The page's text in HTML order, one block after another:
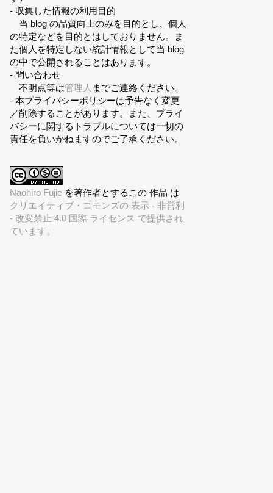
- 収集した情報の利用目的
当 blog の品質向上のみを目的とし、個人
の特定などを目的とはしておりません。ま
た個人を特定しない統計情報として当 blog
の中で公開されることはあります。
- 問い合わせ
不明点等は管理人 までご連絡ください。
- 本プライバシーポリシーは予告なく変更
／削除することがあります。また、プライ
バシーに関するトラブルについては一切の
責任を負いかねますのでご了承ください。
Naohiro Fujie を著作者とするこの 作品 は
クリエイティブ・コモンズの 表示 - 非営利
- 改変禁止 4.0 国際 ライセンス で提供され
ています。